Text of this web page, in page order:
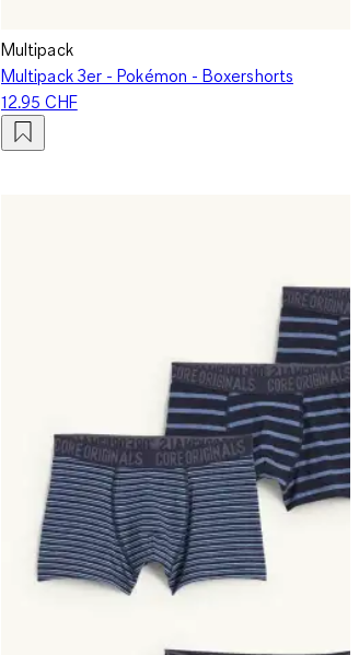
Multipack
Multipack 3er - Pokémon - Boxershorts
12.95 CHF